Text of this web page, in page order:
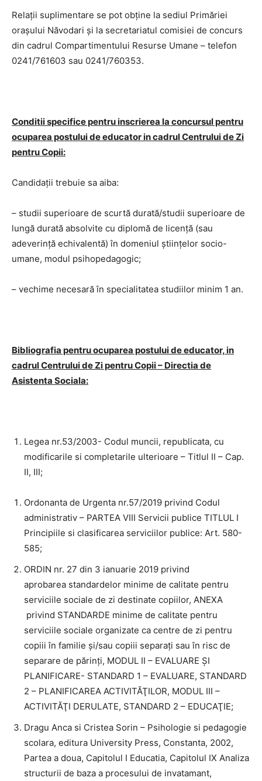
Relații suplimentare se pot obține la sediul Primăriei
orașului Năvodari și la secretariatul comisiei de concurs
din cadrul Compartimentului Resurse Umane – telefon
0241/761603 sau 0241/760353.
Conditii specifice pentru inscrierea la concursul pentru
ocuparea postului de educator in cadrul Centrului de Zi
pentru Copii:
Candidaţii trebuie sa aiba:
– studii superioare de scurtă durată/studii superioare de
lungă durată absolvite cu diplomă de licență (sau
adeverință echivalentă) în domeniul științelor socio-
umane, modul psihopedagogic;
– vechime necesară în specialitatea studiilor minim 1 an.
Bibliografia pentru ocuparea postului de educator, in
cadrul Centrului de Zi pentru Copii – Directia de
Asistenta Sociala:
Legea nr.53/2003- Codul muncii, republicata, cu
modificarile si completarile ulterioare – Titlul II – Cap.
II, III;
Ordonanta de Urgenta nr.57/2019 privind Codul
administrativ – PARTEA VIII Servicii publice TITLUL I
Principiile si clasificarea serviciilor publice: Art. 580-
585;
ORDIN nr. 27 din 3 ianuarie 2019 privind
aprobarea standardelor minime de calitate pentru
serviciile sociale de zi destinate copiilor, ANEXA
privind STANDARDE minime de calitate pentru
serviciile sociale organizate ca centre de zi pentru
copiii în familie şi/sau copiii separaţi sau în risc de
separare de părinţi, MODUL II – EVALUARE ŞI
PLANIFICARE- STANDARD 1 – EVALUARE, STANDARD
2 – PLANIFICAREA ACTIVITĂŢILOR, MODUL III –
ACTIVITĂŢI DERULATE, STANDARD 2 – EDUCAŢIE;
Dragu Anca si Cristea Sorin – Psihologie si pedagogie
scolara, editura University Press, Constanta, 2002,
Partea a doua, Capitolul I Educatia, Capitolul IX Analiza
structurii de baza a procesului de invatamant,